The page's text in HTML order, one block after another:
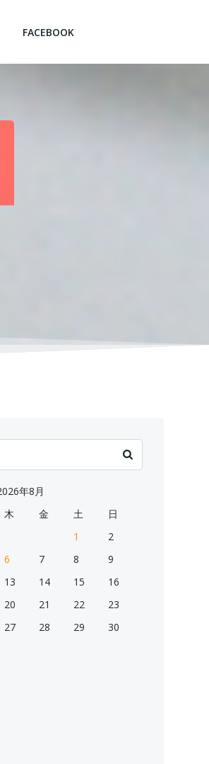
FACEBOOK
年8月
木 金 土
日
1
2
6 7 8
9
13 14 15
16
20 21 22
23
27 28 29
30